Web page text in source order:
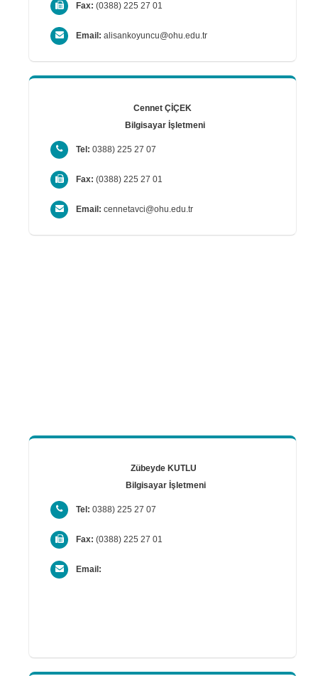
Fax: (0388) 225 27 01
Email: alisankoyuncu@ohu.edu.tr
Cennet ÇİÇEK
Bilgisayar İşletmeni
Tel: 0388) 225 27 07
Fax: (0388) 225 27 01
Email: cennetavci@ohu.edu.tr
Zübeyde KUTLU
Bilgisayar İşletmeni
Tel: 0388) 225 27 07
Fax: (0388) 225 27 01
Email: